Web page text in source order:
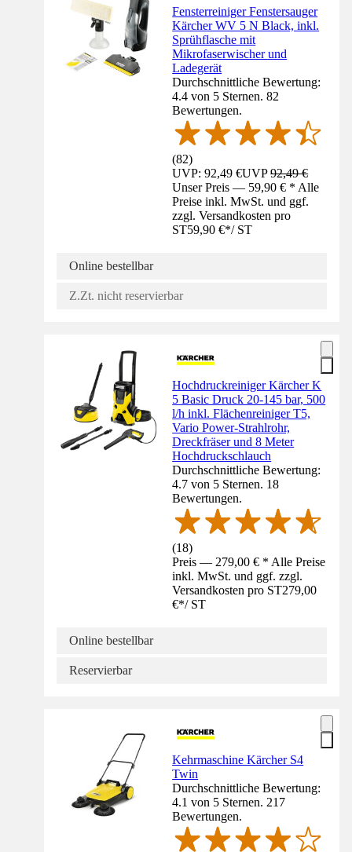
Fensterreiniger Fenstersauger
Kärcher WV 5 N Black, inkl.
Sprühflasche mit
Mikrofaserwischer und
Ladegerät
Durchschnittliche Bewertung:
4.4 von 5 Sternen. 82
Bewertungen.
(82)
UVP: 92,49 €UVP92,49 €
Unser Preis — 59,90 € * Alle
Preise inkl. MwSt. und ggf.
zzgl. Versandkosten pro
ST59,90 €*/ ST
Online bestellbar
Z.Zt. nicht reservierbar
Hochdruckreiniger Kärcher K
5 Basic Druck 20-145 bar, 500
l/h inkl. Flächenreiniger T5,
Vario Power-Strahlrohr,
Dreckfräser und 8 Meter
Hochdruckschlauch
Durchschnittliche Bewertung:
4.7 von 5 Sternen. 18
Bewertungen.
(18)
Preis — 279,00 € * Alle Preise
inkl. MwSt. und ggf. zzgl.
Versandkosten pro ST279,00
€*/ ST
Online bestellbar
Reservierbar
Kehrmaschine Kärcher S4
Twin
Durchschnittliche Bewertung:
4.1 von 5 Sternen. 217
Bewertungen.